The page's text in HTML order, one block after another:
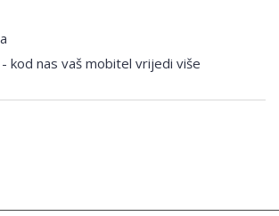
kod nas vaš mobitel vrijedi više